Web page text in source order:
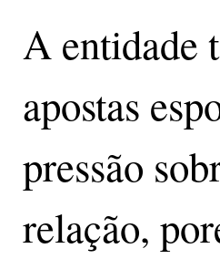
A entidade
apostas
pressão
relação,